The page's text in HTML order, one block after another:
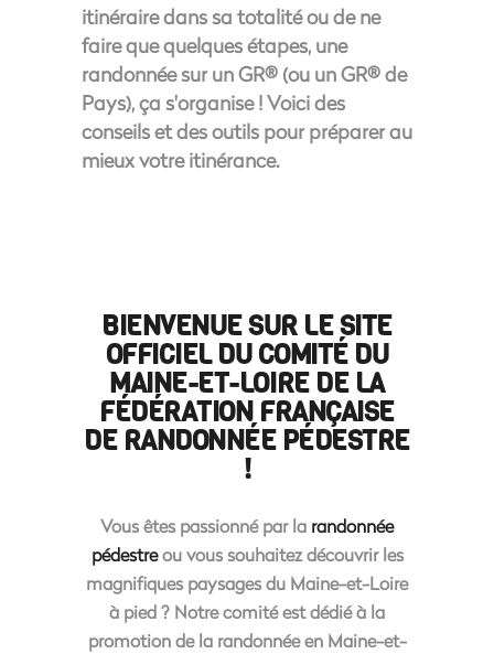
itinéraire dans sa totalité ou de ne
faire que quelques étapes, une
randonnée sur un GR® (ou un GR® de
Pays), ça s'organise ! Voici des
conseils et des outils pour préparer au
mieux votre itinérance.
BIENVENUE SUR LE SITE
OFFICIEL DU COMITÉ DU
MAINE-ET-LOIRE DE LA
FÉDÉRATION FRANÇAISE
DE RANDONNÉE PÉDESTRE
!
Vous êtes passionné par la randonnée
pédestreou vous souhaitez découvrir les
magnifiques paysages du Maine-et-Loire
à pied ? Notre comité est dédié à la
promotion de la randonnée en Maine-et-